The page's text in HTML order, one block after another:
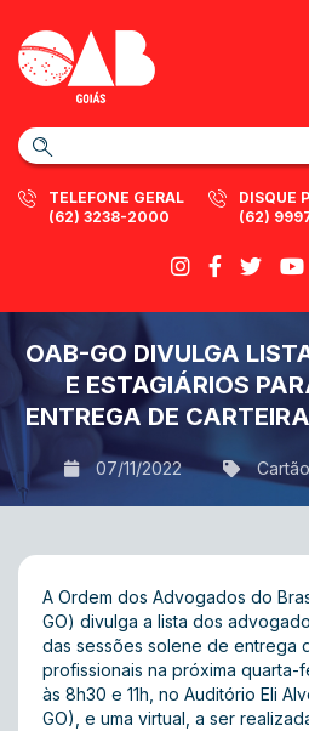
TELEFONE GERAL
(62) 3238-2000
DISQUE
(62)
OAB-GO DIVULGA
E ESTAGIÁRIOS
ENTREGA DE
07/11/2022
A Ordem dos Advogados do
GO) divulga a lista dos
das sessões solene de entrega
profissionais na próxima quarta-
às 8h30 e 11h, no Auditório Eli
GO), e uma virtual, a ser